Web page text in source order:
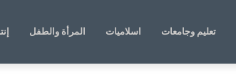
تعليم وجامعات اسلاميات المرأة والطفل